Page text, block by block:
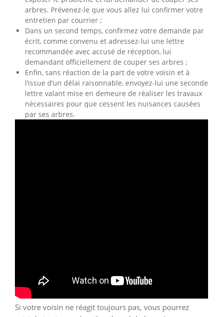
arbres. Prévenez-le que vous allez lui confirmer votre
entretien par courrier ;
Dans un second temps, confirmez votre demande par
écrit, comme convenu et adressez-lui une lettre
recommandée avec accusé de réception, lui
demandant officiellement de couper ses arbres ;
Enfin, sans réaction de la part de votre voisin et à
l’issue d’un délai raisonnable, envoyez-lui une seconde
lettre valant mise en demeure de réaliser les travaux
nécessaires pour que cessent les nuisances causées
par ses arbres.
Si votre voisin ne réagit toujours pas, vous pourrez